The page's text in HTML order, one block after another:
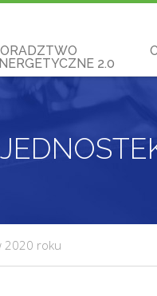
2.0
2020 roku